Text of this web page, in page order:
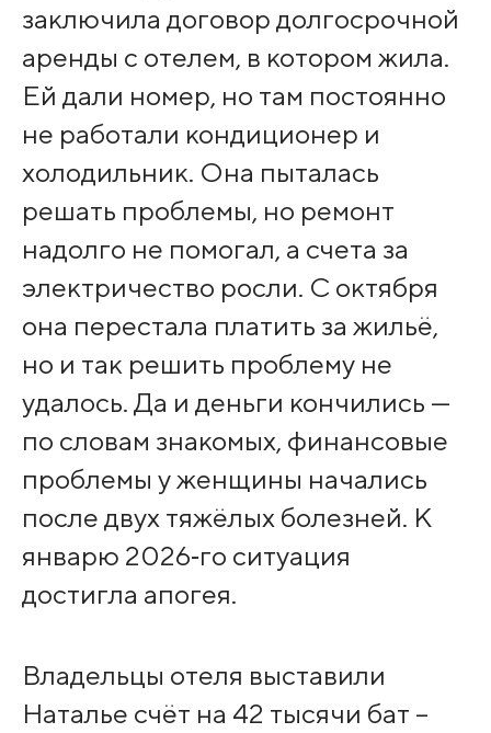
заключила договор долгосрочной
аренды с отелем, в котором жила.
Ей дали номер, но там постоянно
не работали кондиционер и
холодильник. Она пыталась
решать проблемы, но ремонт
надолго не помогал, а счета за
электричество росли. С октября
она перестала платить за жильё,
но и так решить проблему не
удалось. Да и деньги кончились —
по словам знакомых, финансовые
проблемы у женщины начались
после двух тяжёлых болезней. К
январю 2026‑го ситуация
достигла апогея.
Владельцы отеля выставили
Наталье счёт на 42 тысячи бат –